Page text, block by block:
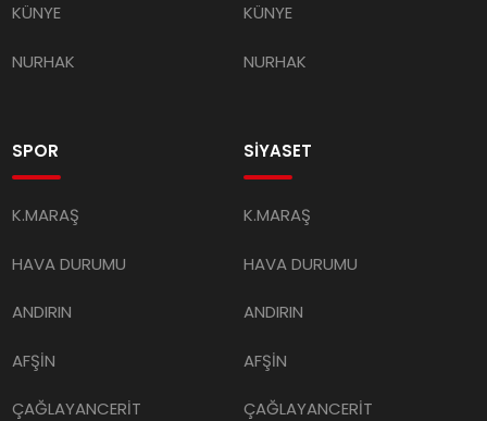
KÜNYE
NURHAK
KÜNYE
NURHAK
SPOR
K.MARAŞ
HAVA DURUMU
ANDIRIN
AFŞİN
ÇAĞLAYANCERİT
SİYASET
K.MARAŞ
HAVA DURUMU
ANDIRIN
AFŞİN
ÇAĞLAYANCERİT